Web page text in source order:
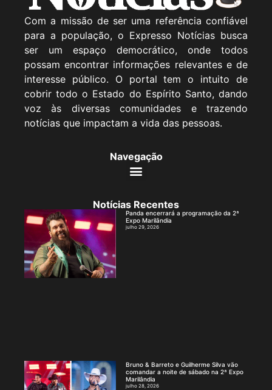
Com a missão de ser uma referência confiável
para a população, o Expresso Notícias busca
ser um espaço democrático, onde todos
possam encontrar informações relevantes e de
interesse público. O portal tem o intuito de
cobrir todo o Estado do Espírito Santo, dando
voz às diversas comunidades e trazendo
notícias que impactam a vida das pessoas.
Navegação
Notícias Recentes
Panda encerrará a programação da 2ª
Expo Marilândia
julho 29, 2026
Bruno & Barreto e Guilherme Silva vão
comandar a noite de sábado na 2ª Expo
Marilândia
julho 28, 2026